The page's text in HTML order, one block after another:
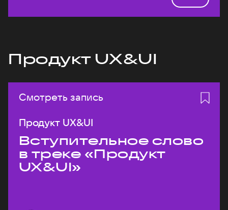
Продукт UX&UI
Смотреть запись
Продукт UX&UI
Вступительное слово
в треке «Продукт
UX&UI»